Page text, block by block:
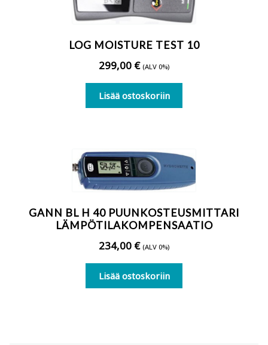
LOG MOISTURE TEST 10
299,00 € (ALV 0%)
Lisää ostoskoriin
GANN BL H 40 PUUNKOSTEUSMITTARI
LÄMPÖTILAKOMPENSAATIO
234,00 € (ALV 0%)
Lisää ostoskoriin